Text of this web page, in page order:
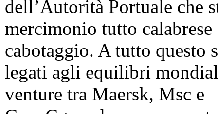
dell’Autorità Portuale che
mercimonio tutto
cabotaggio. A tutto questo
legati agli equilibri
venture tra Maersk, Msc e